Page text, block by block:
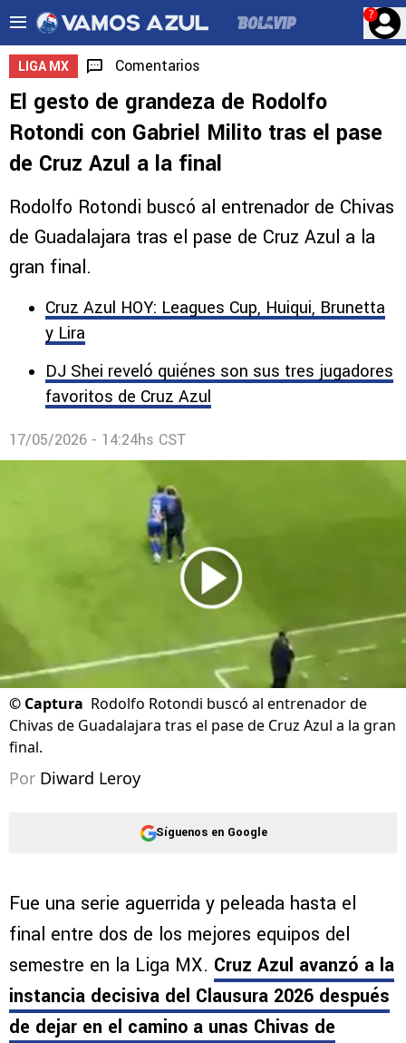
?
LIGA MX Comentarios
El gesto de grandeza de Rodolfo
Rotondi con Gabriel Milito tras el pase
de Cruz Azul a la final
Rodolfo Rotondi buscó al entrenador de Chivas
de Guadalajara tras el pase de Cruz Azul a la
gran final.
Cruz Azul HOY: Leagues Cup, Huiqui, Brunetta
y Lira
DJ Shei reveló quiénes son sus tres jugadores
favoritos de Cruz Azul
17/05/2026 - 14:24hs CST
© Captura Rodolfo Rotondi buscó al entrenador de
Chivas de Guadalajara tras el pase de Cruz Azul a la gran
final.
Por Diward Leroy
Síguenos en Google
Fue una serie aguerrida y peleada hasta el
final entre dos de los mejores equipos del
semestre en la Liga MX. Cruz Azul avanzó a la
instancia decisiva del Clausura 2026 después
de dejar en el camino a unas Chivas de